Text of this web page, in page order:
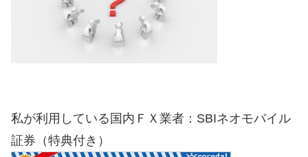
私が利用している国内ＦＸ業者：SBIネオモバイル
証券（特典付き）